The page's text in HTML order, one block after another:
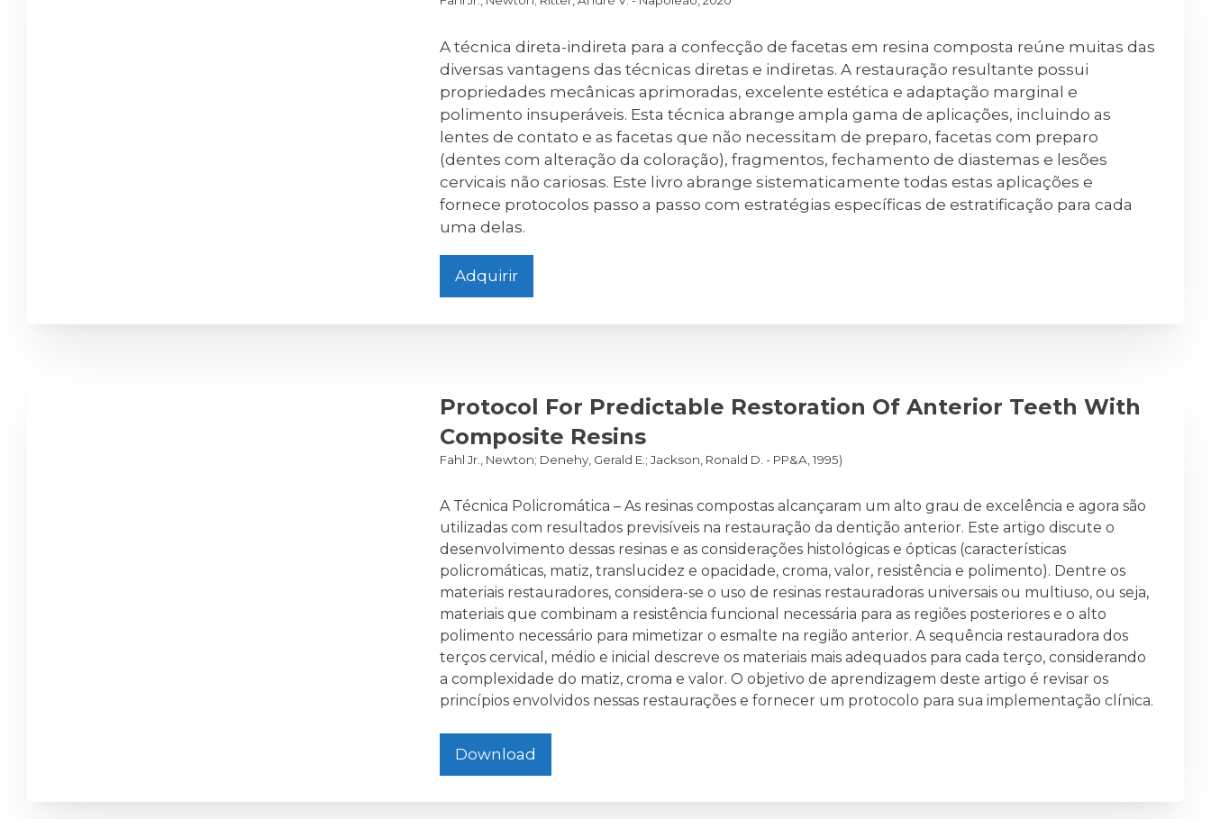
A técnica direta-indireta para a confecção de facetas em resina composta reúne muitas das
diversas vantagens das técnicas diretas e indiretas. A restauração resultante possui
propriedades mecânicas aprimoradas, excelente estética e adaptação marginal e
polimento insuperáveis. Esta técnica abrange ampla gama de aplicações, incluindo as
lentes de contato e as facetas que não necessitam de preparo, facetas com preparo
(dentes com alteração da coloração), fragmentos, fechamento de diastemas e lesões
cervicais não cariosas. Este livro abrange sistematicamente todas estas aplicações e
fornece protocolos passo a passo com estratégias específicas de estratificação para cada
uma delas.
Adquirir
Protocol For Predictable Restoration Of Anterior Teeth With
Composite Resins
Fahl Jr., Newton; Denehy, Gerald E.; Jackson, Ronald D. - PP&A, 1995)
A Técnica Policromática – As resinas compostas alcançaram um alto grau de excelência e agora são
utilizadas com resultados previsíveis na restauração da dentição anterior. Este artigo discute o
desenvolvimento dessas resinas e as considerações histológicas e ópticas (características
policromáticas, matiz, translucidez e opacidade, croma, valor, resistência e polimento). Dentre os
materiais restauradores, considera-se o uso de resinas restauradoras universais ou multiuso, ou seja,
materiais que combinam a resistência funcional necessária para as regiões posteriores e o alto
polimento necessário para mimetizar o esmalte na região anterior. A sequência restauradora dos
terços cervical, médio e inicial descreve os materiais mais adequados para cada terço, considerando
a complexidade do matiz, croma e valor. O objetivo de aprendizagem deste artigo é revisar os
princípios envolvidos nessas restaurações e fornecer um protocolo para sua implementação clínica.
Download